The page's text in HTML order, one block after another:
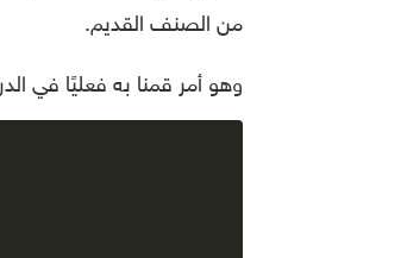
من الصنف القديم.
وهو أمر قمنا به فعليًا في